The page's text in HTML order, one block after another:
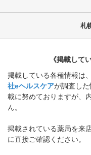
札
《掲載して
掲載している各種情報は
社eヘルスケアが調査し
載に努めておりますが、
ん。
掲載されている薬局を来
に直接ご確認ください。